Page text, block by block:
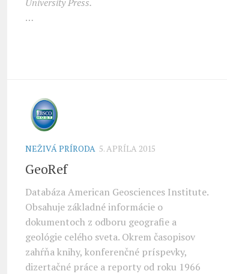
…
NEŽIVÁ PRÍRODA 5. APRÍLA 2015
GeoRef
Databáza American Geosciences Institute.
Obsahuje základné informácie o
dokumentoch z odboru geografie a
geológie celého sveta. Okrem časopisov
zahŕňa knihy, konferenčné príspevky,
dizertačné práce a reporty od roku 1966